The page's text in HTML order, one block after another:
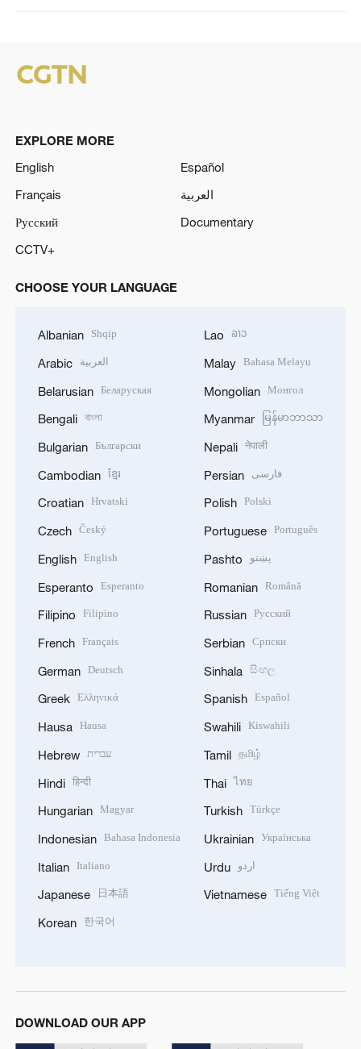
EXPLORE MORE
English
Español
Français
العربية
Русский
Documentary
CCTV+
CHOOSE YOUR LANGUAGE
Albanian Shqip
Arabic العربية
Belarusian Беларуская
Bengali বাংলা
Bulgarian Български
Cambodian ខ្មែរ
Croatian Hrvatski
Czech Český
English English
Esperanto Esperanto
Filipino Filipino
French Français
German Deutsch
Greek Ελληνικά
Hausa Hausa
Hebrew עברית
Hindi हिन्दी
Hungarian Magyar
Indonesian Bahasa Indonesia
Italian Italiano
Japanese 日本語
Korean 한국어
Lao ລາວ
Malay Bahasa Melayu
Mongolian Монгол
Myanmar မြန်မာဘာသာ
Nepali नेपाली
Persian فارسی
Polish Polski
Portuguese Português
Pashto پښتو
Romanian Română
Russian Русский
Serbian Српски
Sinhala සිංහල
Spanish Español
Swahili Kiswahili
Tamil தமிழ்
Thai ไทย
Turkish Türkçe
Ukrainian Українська
Urdu اردو
Vietnamese Tiếng Việt
DOWNLOAD OUR APP